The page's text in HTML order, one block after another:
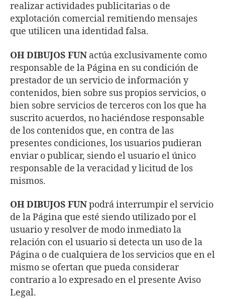
realizar actividades publicitarias o de
explotación comercial remitiendo mensajes
que utilicen una identidad falsa.
OH DIBUJOS FUN actúa exclusivamente como
responsable de la Página en su condición de
prestador de un servicio de información y
contenidos, bien sobre sus propios servicios, o
bien sobre servicios de terceros con los que ha
suscrito acuerdos, no haciéndose responsable
de los contenidos que, en contra de las
presentes condiciones, los usuarios pudieran
enviar o publicar, siendo el usuario el único
responsable de la veracidad y licitud de los
mismos.
OH DIBUJOS FUNpodrá interrumpir el servicio
de la Página que esté siendo utilizado por el
usuario y resolver de modo inmediato la
relación con el usuario si detecta un uso de la
Página o de cualquiera de los servicios que en el
mismo se ofertan que pueda considerar
contrario a lo expresado en el presente Aviso
Legal.